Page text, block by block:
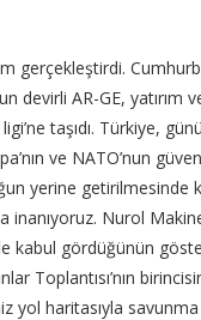
gerçekleştirdi.
AR-GE, yatırım
taşıdı. Türkiye,
ve NATO’nun
yerine getirilmesinde
Nurol
kabul gördüğünün
Toplantısı’nın
yol haritasıyla